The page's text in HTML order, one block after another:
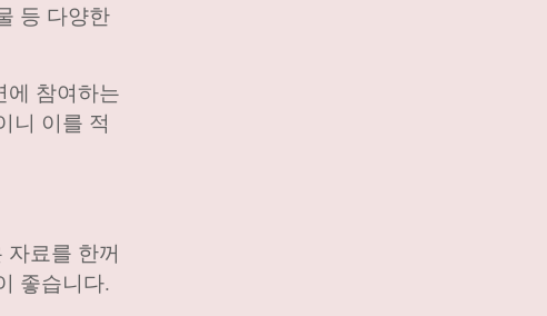
등 다양한
에 참여하는
니 이를 적
료를 한꺼
좋습니다.